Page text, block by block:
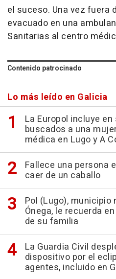
el suceso. Una vez fuera
evacuado en una
Sanitarias al centro
Contenido patrocinado
Lo más leído en Galicia
La Europol incluye
buscados a una
médica en Lugo y A
Fallece una persona
caer de un caballo
Pol (Lugo), municipio
Ónega, le recuerda
de su familia
La Guardia Civil
dispositivo por el
agentes, incluido en